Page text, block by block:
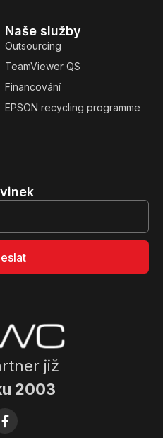
již
2003
Naše služby
Outsourcing
TeamViewer QS
Financování
EPSON recycling programme